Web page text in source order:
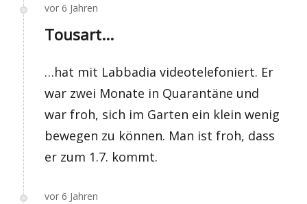
vor 6 Jahren
Tousart...
…hat mit Labbadia videotelefoniert. Er
war zwei Monate in Quarantäne und
war froh, sich im Garten ein klein wenig
bewegen zu können. Man ist froh, dass
er zum 1.7. kommt.
vor 6 Jahren